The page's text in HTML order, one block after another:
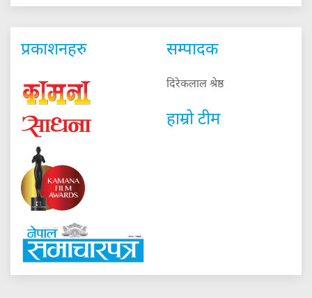
प्रकाशनहरु सम्पादक
दिरेकलाल श्रेष्ठ
हाम्रो टीम